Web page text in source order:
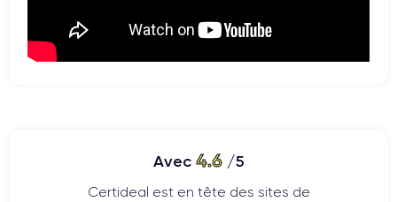
Avec 4.6/5
Certideal est en tête des sites de